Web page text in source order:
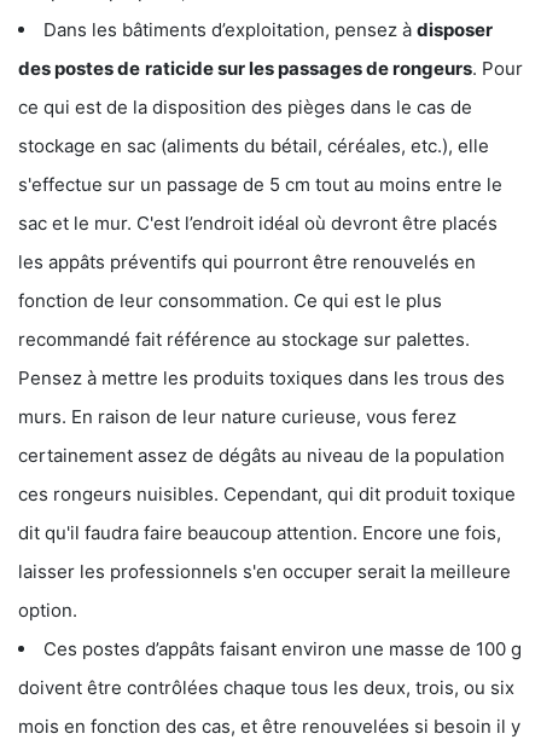
Dans les bâtiments d’exploitation, pensez à disposer
des postes de raticide sur les passages de rongeurs. Pour
ce qui est de la disposition des pièges dans le cas de
stockage en sac (aliments du bétail, céréales, etc.), elle
s'effectue sur un passage de 5 cm tout au moins entre le
sac et le mur. C'est l’endroit idéal où devront être placés
les appâts préventifs qui pourront être renouvelés en
fonction de leur consommation. Ce qui est le plus
recommandé fait référence au stockage sur palettes.
Pensez à mettre les produits toxiques dans les trous des
murs. En raison de leur nature curieuse, vous ferez
certainement assez de dégâts au niveau de la population
ces rongeurs nuisibles. Cependant, qui dit produit toxique
dit qu'il faudra faire beaucoup attention. Encore une fois,
laisser les professionnels s'en occuper serait la meilleure
option.
Ces postes d’appâts faisant environ une masse de 100 g
doivent être contrôlées chaque tous les deux, trois, ou six
mois en fonction des cas, et être renouvelées si besoin il y